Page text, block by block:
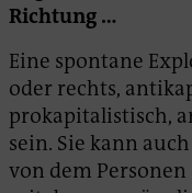
Richtung …
Eine spontane
oder rechts,
prokapitalistisch,
sein. Sie kann
von dem